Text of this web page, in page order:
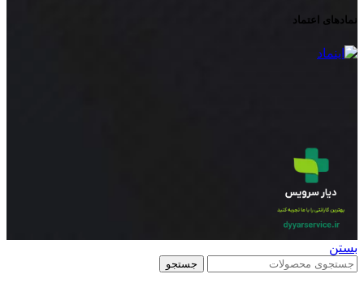
نمادهای اعتماد
بستن
جستجو